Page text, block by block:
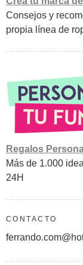
Consejos y
propia línea de
Regalos
Más de 1.000
24H
CONTACTO